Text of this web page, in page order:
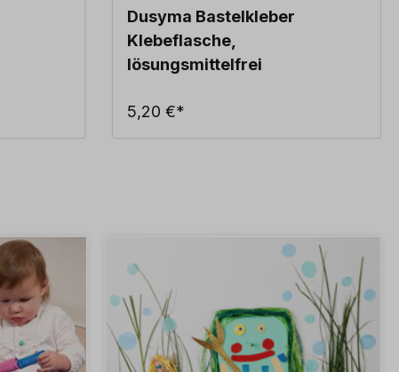
Dusyma Bastelkleber
Klebeflasche,
lösungsmittelfrei
5,20 €*